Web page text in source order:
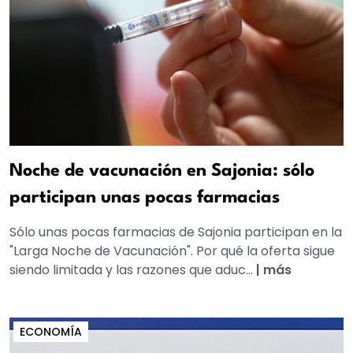
Noche de vacunación en Sajonia: sólo
participan unas pocas farmacias
Sólo unas pocas farmacias de Sajonia participan en la
"Larga Noche de Vacunación". Por qué la oferta sigue
siendo limitada y las razones que aduc... | más
ECONOMÍA